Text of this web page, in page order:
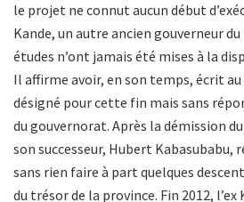
le projet ne connut aucun début
Kande, un autre ancien gouverneur
études n’ont jamais été mises à la
Il affirme avoir, en son temps, écrit au
désigné pour cette fin mais sans
du gouvernorat. Après la démission
son successeur, Hubert
sans rien faire à part quelques
du trésor de la province. Fin 2012, l’ex